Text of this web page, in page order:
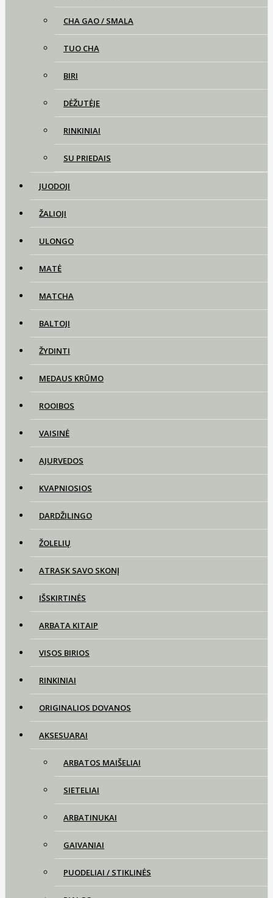
CHA GAO / SMALA
TUO CHA
BIRI
DĖŽUTĖJE
RINKINIAI
SU PRIEDAIS
JUODOJI
ŽALIOJI
ULONGO
MATĖ
MATCHA
BALTOJI
ŽYDINTI
MEDAUS KRŪMO
ROOIBOS
VAISINĖ
AJURVEDOS
KVAPNIOSIOS
DARDŽILINGO
ŽOLELIŲ
ATRASK SAVO SKONĮ
IŠSKIRTINĖS
ARBATA KITAIP
VISOS BIRIOS
RINKINIAI
ORIGINALIOS DOVANOS
AKSESUARAI
ARBATOS MAIŠELIAI
SIETELIAI
ARBATINUKAI
GAIVANIAI
PUODELIAI / STIKLINĖS